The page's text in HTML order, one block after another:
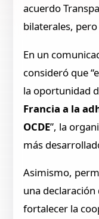
acuerdo
bilaterales,
En un
consideró que
la oportunidad
Francia a la
OCDE”, la
más
Asimismo,
una
fortalecer la